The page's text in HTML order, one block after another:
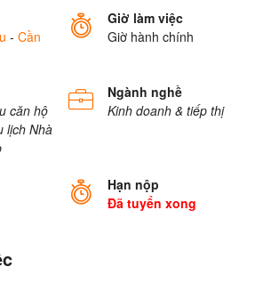
- Cần
Giờ làm việc
Giờ hành chính
căn hộ
lịch Nhà
Ngành nghề
Kinh doanh & tiếp thị
Hạn nộp
Đã tuyển xong